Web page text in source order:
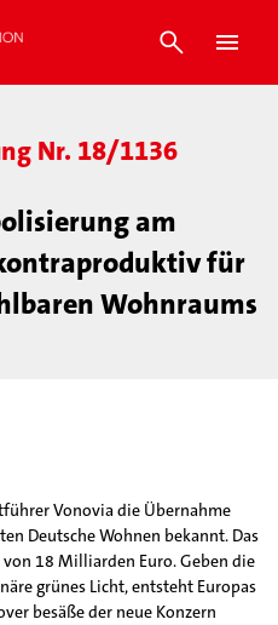
Nr. 18/1136
am
für
Wohnraums
Vonovia die Übernahme
Deutsche Wohnen bekannt. Das
18 Milliarden Euro. Geben die
grünes Licht, entsteht Europas
besäße der neue Konzern